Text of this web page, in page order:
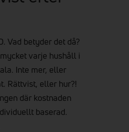
Vad betyder det då?
varje hushåll i
Inte mer, eller
Rättvist, eller hur?!
där kostnaden
baserad.